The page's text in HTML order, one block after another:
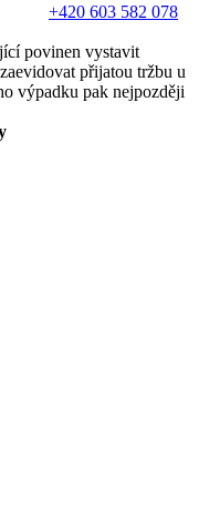
+420 603 582 078
povinen vystavit
přijatou tržbu u
výpadku pak nejpozději